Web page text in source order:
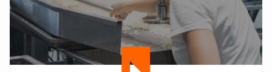
BAKKERIJ